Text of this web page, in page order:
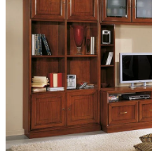
z
5
hvězdiček.